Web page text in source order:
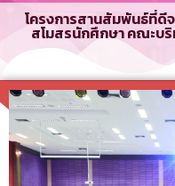
โครงการสานสัมพันธ์ที่ดี
สโมสรนักศึกษา คณะบ